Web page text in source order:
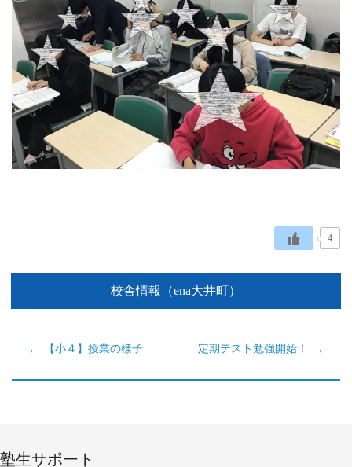
4
校舎情報（ena大井町）
【小４】授業の様子 定期テスト勉強開始！
塾生サポート